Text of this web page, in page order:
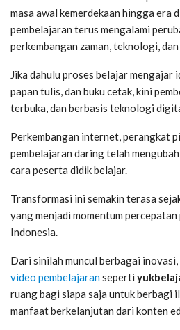
masa awal kemerdekaan hingga era
pembelajaran terus mengalami
perkembangan zaman, teknologi,
Jika dahulu proses belajar mengajar
papan tulis, dan buku cetak, kini
terbuka, dan berbasis teknologi
Perkembangan internet, perangkat
pembelajaran daring telah
cara peserta didik belajar.
Transformasi ini semakin terasa
yang menjadi momentum
Indonesia.
Dari sinilah muncul berbagai
video pembelajaranseperti
ruang bagi siapa saja untuk berbagi
manfaat berkelanjutan dari konten